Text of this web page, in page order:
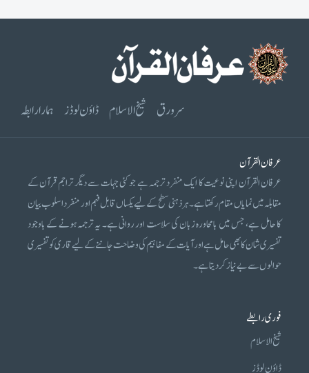
سرورق شیخ الاسلام ڈاؤن لوڈز ہمارا رابطہ
عرفان القرآن
عرفان القرآن اپنی نوعیت کا ایک منفرد ترجمہ ہے جو کئی جہات سے دیگر تراجم قرآن کے
مقابلہ میں نمایاں مقام رکھتا ہے۔ ہر ذہنی سطح کے لیے یکساں قابل فہم اور منفرد اسلوب بیان
کا حامل ہے، جس میں بامحاورہ زبان کی سلاست اور روانی ہے۔ یہ ترجمہ ہونے کے باوجود
تفسیری شان کا بھی حامل ہے اور آیات کے مفاہیم کی وضاحت جاننے کے لیے قاری کو تفسیری
حوالوں سے بے نیاز کر دیتا ہے۔
فوری رابطے
شیخ الاسلام
ڈاؤن لوڈز